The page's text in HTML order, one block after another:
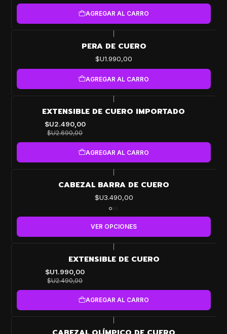
AGREGAR AL CARRO
PERA DE CUERO
$U1.990,00
AGREGAR AL CARRO
EXTENSIBLE DE CUERO IMPORTADO
$U2.490,00
$U2.690,00
AGREGAR AL CARRO
CABEZAL BARRA DE CUERO
$U3.490,00
VER OPCIONES
EXTENSIBLE DE CUERO
$U1.990,00
$U2.490,00
AGREGAR AL CARRO